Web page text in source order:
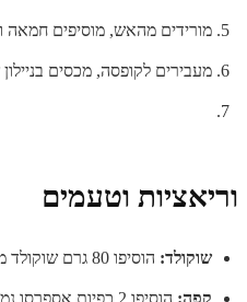
מורידים מהאש, מוסיפים חמאה
מעבירים לקופסה, מכסים
וריאציות וטעמים
שוקולד: הוסיפו 80 גרם שוקולד מריר לקרם החם.
קפה: הוסיפו 2 כפיות אספרסו נמס לחלב.